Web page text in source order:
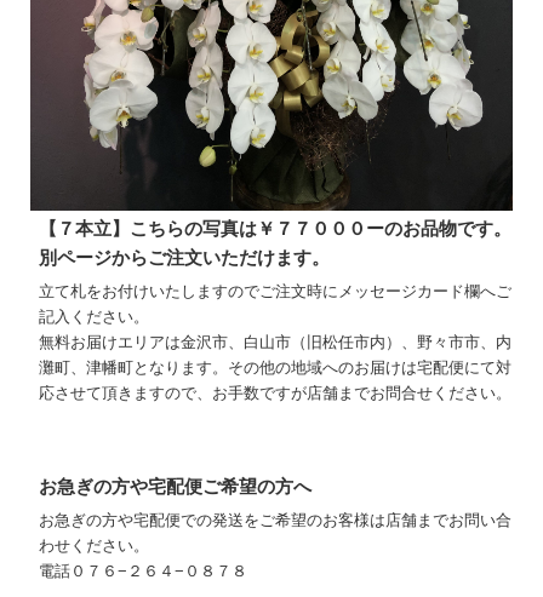
【７本立】こちらの写真は￥７７０００ーのお品物です。
別ページからご注文いただけます。
立て札をお付けいたしますのでご注文時にメッセージカード欄へご
記入ください。
無料お届けエリアは金沢市、白山市（旧松任市内）、野々市市、内
灘町、津幡町となります。その他の地域へのお届けは宅配便にて対
応させて頂きますので、お手数ですが店舗までお問合せください。
お急ぎの方や宅配便ご希望の方へ
お急ぎの方や宅配便での発送をご希望のお客様は店舗までお問い合
わせください。
電話０７６−２６４−０８７８